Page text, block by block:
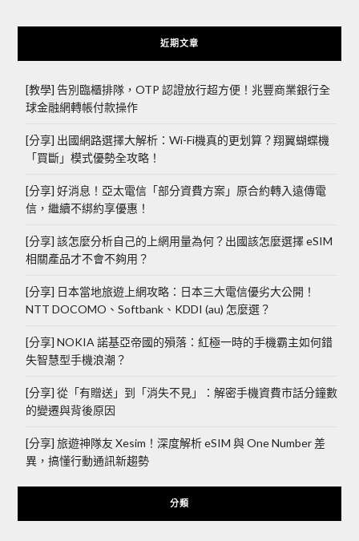
近期文章
[教學] 告別臨櫃排隊，OTP 認證放行超方便！兆豐商業銀行全
球金融網轉帳付款操作
[分享] 出國網路選擇大解析：Wi-Fi機真的更划算？翔翼蝴蝶機
「買斷」模式優勢全攻略！
[分享] 好消息！亞太電信「部分資費方案」原合約轉入遠傳電
信，繼續不綁約享優惠！
[分享] 該怎麼分析自己的上網用量為何？出國該怎麼選擇 eSIM
相關產品才不會不夠用？
[分享] 日本當地旅遊上網攻略：日本三大電信優劣大公開！
NTT DOCOMO、Softbank、KDDI (au) 怎麼選？
[分享] NOKIA 諾基亞帝國的殞落：紅極一時的手機霸主如何錯
失智慧型手機浪潮？
[分享] 從「有贈送」到「消失不見」：解密手機資費市話分鐘數
的變遷與背後原因
[分享] 旅遊神隊友 Xesim！深度解析 eSIM 與 One Number 差
異，搞懂行動通訊新趨勢
分類